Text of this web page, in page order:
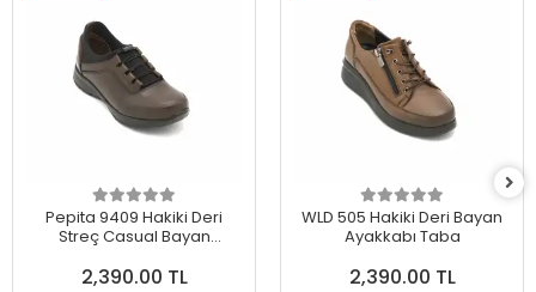
Pepita 9409 Hakiki Deri
Streç Casual Bayan
2,390.00 TL
WLD 505 Hakiki Deri Bayan
Ayakkabı Taba
2,390.00 TL